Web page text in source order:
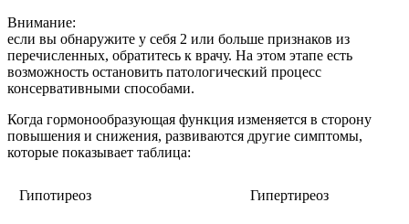
Внимание:
если вы обнаружите у себя 2 или больше признаков из
перечисленных, обратитесь к врачу. На этом этапе есть
возможность остановить патологический процесс
консервативными способами.
Когда гормонообразующая функция изменяется в сторону
повышения и снижения, развиваются другие симптомы,
которые показывает таблица:
Гипотиреоз Гипертиреоз